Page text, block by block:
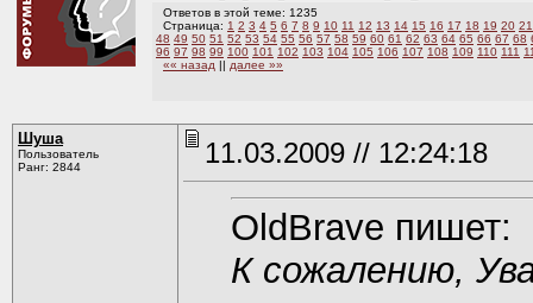
Ответов в этой теме: 1235
Страница: 1 2 3 4 5 6 7 8 9 10 11 12 13 14 15 16 17 18 19 20 21
48 49 50 51 52 53 54 55 56 57 58 59 60 61 62 63 64 65 66 67 68
96 97 98 99 100 101 102 103 104 105 106 107 108 109 110 111
«« назад || далее »»
Шуша
Пользователь
Ранг: 2844
11.03.2009 // 12:24:18
OldBrave пишет:
К сожалению,